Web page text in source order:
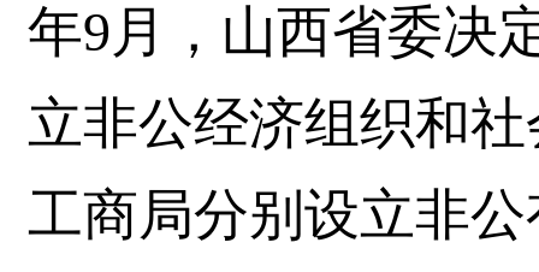
年9月，山西省委决
立非公经济组织和
工商局分别设立非